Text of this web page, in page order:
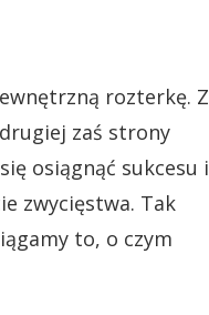
rozterkę. Z
zaś strony
osiągnąć sukcesu i
zwycięstwa. Tak
to, o czym